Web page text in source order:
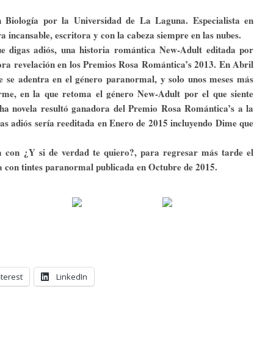
por la Universidad de La Laguna. Especialista en
escritora y con la cabeza siempre en las nubes.
digas adiós, una historia romántica New-Adult editada por
revelación en los Premios Rosa Romántica’s 2013. En Abril
adentra en el género paranormal, y solo unos meses más
en la que retoma el género New-Adult por el que siente
novela resultó ganadora del Premio Rosa Romántica’s a la
adiós sería reeditada en Enero de 2015 incluyendo Dime que
¿Y si de verdad te quiero?, para regresar más tarde el
tintes paranormal publicada en Octubre de 2015.
LinkedIn